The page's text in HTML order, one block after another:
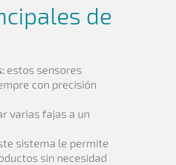
de
estos sensores
con precisión
varias fajas a un
sistema le permite
sin necesidad